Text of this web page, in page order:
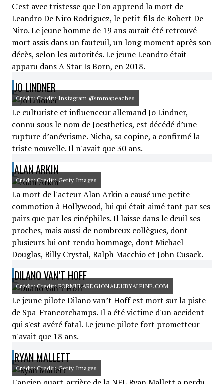
C'est avec tristesse que l'on apprend la mort de
Leandro De Niro Rodriguez, le petit-fils de Robert De
Niro. Le jeune homme de 19 ans aurait été retrouvé
mort assis dans un fauteuil, un long moment après son
décès, selon les autorités. Le jeune Leandro était
apparu dans A Star Is Born, en 2018.
JO LINDNER
Crédit: Credit: Instagram @immapeaches
Le culturiste et influenceur allemand Jo Lindner,
connu sous le nom de Joesthetics, est décédé d’une
rupture d’anévrisme. Nicha, sa copine, a confirmé la
triste nouvelle. Il n'avait que 30 ans.
ALAN ARKIN
Crédit: Credit: Getty Images
La mort de l'acteur Alan Arkin a causé une petite
commotion à Hollywood, lui qui était aimé tant par ses
pairs que par les cinéphiles. Il laisse dans le deuil ses
proches, mais aussi de nombreux collègues, dont
plusieurs lui ont rendu hommage, dont Michael
Douglas, Billy Crystal, Ralph Macchio et John Cusack.
DILANO VAN’T HOFF
Crédit: Credit: FORMULAREGIONALEUBYALPINE.COM
Le jeune pilote Dilano van’t Hoff est mort sur la piste
de Spa-Francorchamps. Il a été victime d'un accident
qui s'est avéré fatal. Le jeune pilote fort prometteur
n'avait que 18 ans.
RYAN MALLETT
Crédit: Credit: Getty Images